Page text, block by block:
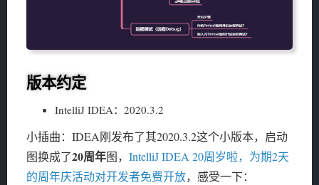
版本约定
IntelliJ IDEA：2020.3.2
小插曲：IDEA刚发布了其2020.3.2这个小版本，启动
图换成了20周年图，IntelliJ IDEA 20周岁啦，为期2天
的周年庆活动对开发者免费开放，感受一下：